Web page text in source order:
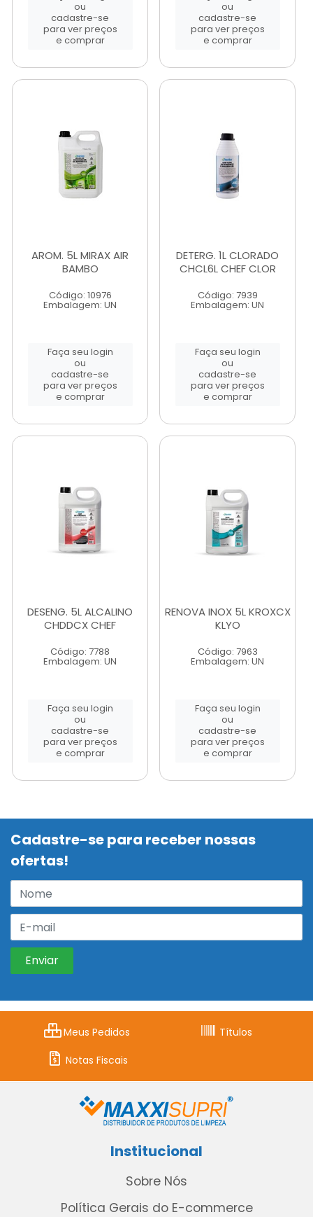
ou
cadastre-se
para ver preços
e comprar
ou
cadastre-se
para ver preços
e comprar
AROM. 5L MIRAX AIR
BAMBO
Código: 10976
Embalagem: UN
Faça seu login
ou
cadastre-se
para ver preços
e comprar
DETERG. 1L CLORADO
CHCL6L CHEF CLOR
Código: 7939
Embalagem: UN
Faça seu login
ou
cadastre-se
para ver preços
e comprar
DESENG. 5L ALCALINO
CHDDCX CHEF
Código: 7788
Embalagem: UN
Faça seu login
ou
cadastre-se
para ver preços
e comprar
RENOVA INOX 5L KROXCX
KLYO
Código: 7963
Embalagem: UN
Faça seu login
ou
cadastre-se
para ver preços
e comprar
Cadastre-se para receber nossas
ofertas!
Meus Pedidos
Títulos
Notas Fiscais
Institucional
Sobre Nós
Política Gerais do E-commerce